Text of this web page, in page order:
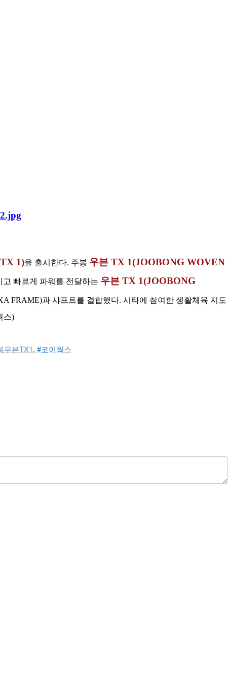
1)을 출시한다. 주봉 우븐 TX 1(JOOBONG WOVEN
빠르게 파워를 전달하는 우븐 TX 1(JOOBONG
FRAME)과 샤프트를 결합했다. 시타에 참여한 생활체육 지도
스)
우븐TX1, #코이웍스